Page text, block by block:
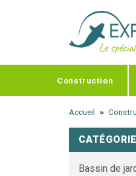
Construction
Accueil
Bassin de